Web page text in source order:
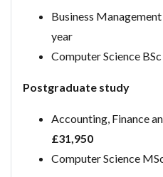
Business
year
Computer Science
Postgraduate study
Accounting, Finance
£31,950
Computer Science